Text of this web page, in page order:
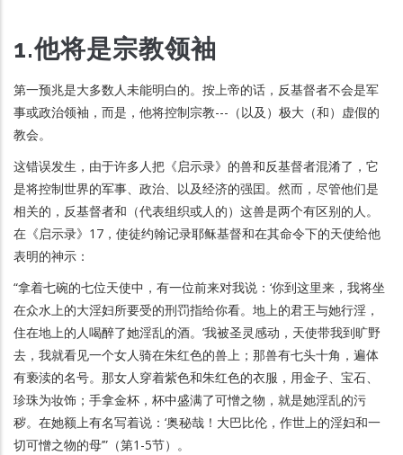
1.他将是宗教领袖
第一预兆是大多数人未能明白的。按上帝的话，反基督者不会是军
事或政治领袖，而是，他将控制宗教---（以及）极大（和）虚假的
教会。
这错误发生，由于许多人把《启示录》的兽和反基督者混淆了，它
是将控制世界的军事、政治、以及经济的强囯。然而，尽管他们是
相关的，反基督者和（代表组织或人的）这兽是两个有区别的人。
在《启示录》17，使徒约翰记录耶稣基督和在其命令下的天使给他
表明的神示：
“拿着七碗的七位天使中，有一位前来对我说：‘你到这里来，我将坐
在众水上的大淫妇所要受的刑罚指给你看。地上的君王与她行淫，
住在地上的人喝醉了她淫乱的酒。’我被圣灵感动，天使带我到旷野
去，我就看见一个女人骑在朱红色的兽上；那兽有七头十角，遍体
有亵渎的名号。那女人穿着紫色和朱红色的衣服，用金子、宝石、
珍珠为妆饰；手拿金杯，杯中盛满了可憎之物，就是她淫乱的污
秽。在她额上有名写着说：‘奥秘哉！大巴比伦，作世上的淫妇和一
切可憎之物的母’”（第1-5节）。